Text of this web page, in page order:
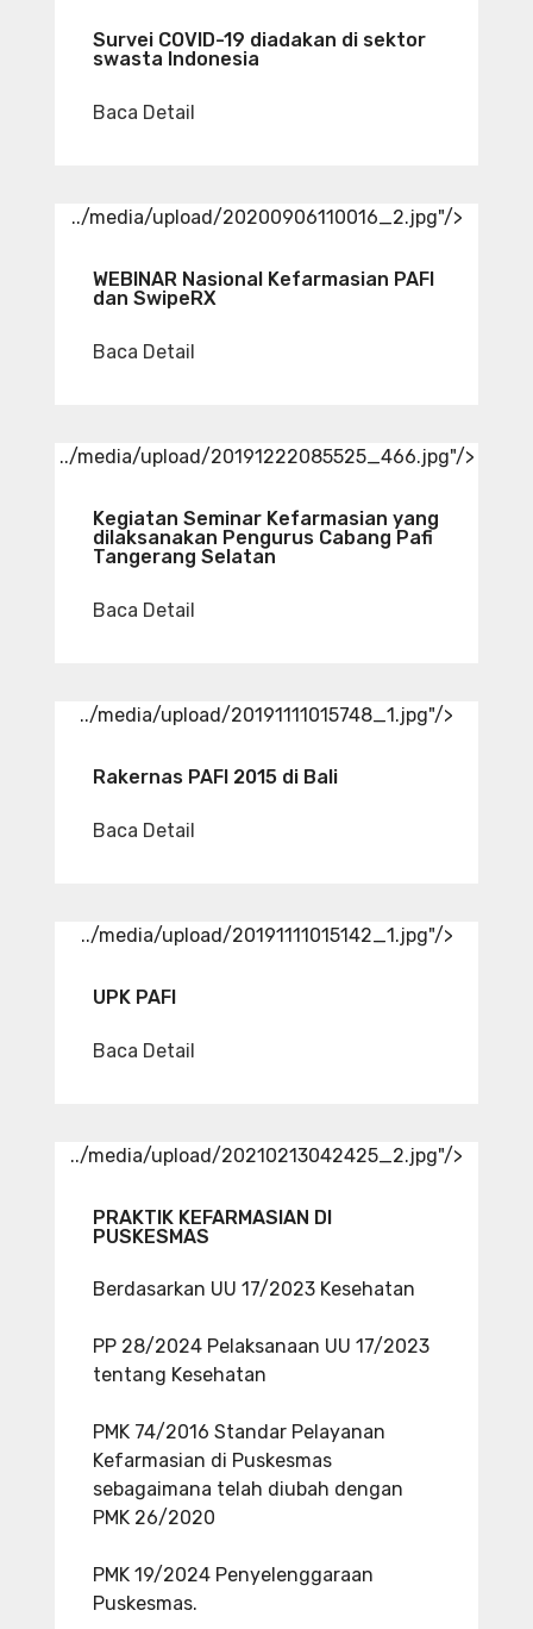
Survei COVID-19 diadakan di sektor
swasta Indonesia
Baca Detail
../media/upload/20200906110016_2.jpg"/>
WEBINAR Nasional Kefarmasian PAFI
dan SwipeRX
Baca Detail
../media/upload/20191222085525_466.jpg"/>
Kegiatan Seminar Kefarmasian yang
dilaksanakan Pengurus Cabang Pafi
Tangerang Selatan
Baca Detail
../media/upload/20191111015748_1.jpg"/>
Rakernas PAFI 2015 di Bali
Baca Detail
../media/upload/20191111015142_1.jpg"/>
UPK PAFI
Baca Detail
../media/upload/20210213042425_2.jpg"/>
PRAKTIK KEFARMASIAN DI
PUSKESMAS
Berdasarkan UU 17/2023 Kesehatan
PP 28/2024 Pelaksanaan UU 17/2023
tentang Kesehatan
PMK 74/2016 Standar Pelayanan
Kefarmasian di Puskesmas
sebagaimana telah diubah dengan
PMK 26/2020
PMK 19/2024 Penyelenggaraan
Puskesmas.